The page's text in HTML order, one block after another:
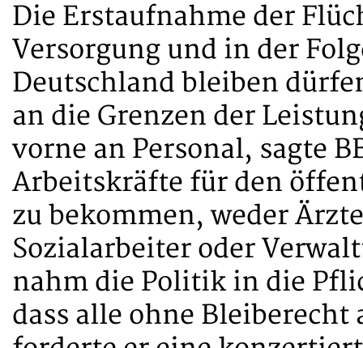
Die Erstaufnahme der
Versorgung und in der
Deutschland bleiben
an die Grenzen der
vorne an Personal, sagte
Arbeitskräfte für den
zu bekommen, weder
Sozialarbeiter oder
nahm die Politik in die
dass alle ohne